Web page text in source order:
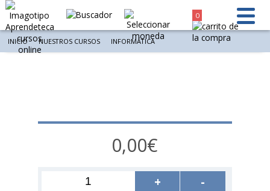
0
INICIO NUESTROS CURSOS INFORMÁTICA
0,00€
+ -